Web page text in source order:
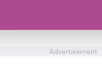
Advertisement